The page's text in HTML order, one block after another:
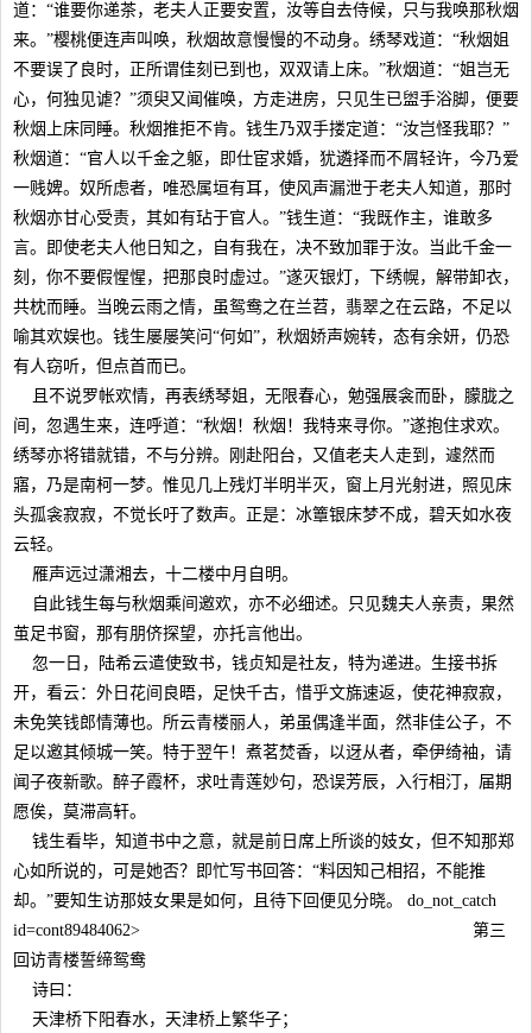
道：“谁要你递茶，老夫人正要安置，汝等自去侍候，只与我唤那秋烟
来。”樱桃便连声叫唤，秋烟故意慢慢的不动身。绣琴戏道：“秋烟姐
不要误了良时，正所谓佳刻已到也，双双请上床。”秋烟道：“姐岂无
心，何独见谑？”须臾又闻催唤，方走进房，只见生已盥手浴脚，便要
秋烟上床同睡。秋烟推拒不肯。钱生乃双手搂定道：“汝岂怪我耶？”
秋烟道：“官人以千金之躯，即仕宦求婚，犹遴择而不屑轻许，今乃爱
一贱婢。奴所虑者，唯恐属垣有耳，使风声漏泄于老夫人知道，那时
秋烟亦甘心受责，其如有玷于官人。”钱生道：“我既作主，谁敢多
言。即使老夫人他日知之，自有我在，决不致加罪于汝。当此千金一
刻，你不要假惺惺，把那良时虚过。”遂灭银灯，下绣幌，解带卸衣，
共枕而睡。当晚云雨之情，虽鸳鸯之在兰苕，翡翠之在云路，不足以
喻其欢娱也。钱生屡屡笑问“何如”，秋烟娇声婉转，态有余妍，仍恐
有人窃听，但点首而已。
且不说罗帐欢情，再表绣琴姐，无限春心，勉强展衾而卧，朦胧之
间，忽遇生来，连呼道：“秋烟！秋烟！我特来寻你。”遂抱住求欢。
绣琴亦将错就错，不与分辨。刚赴阳台，又值老夫人走到，遽然而
寤，乃是南柯一梦。惟见几上残灯半明半灭，窗上月光射进，照见床
头孤衾寂寂，不觉长吁了数声。正是：冰簟银床梦不成，碧天如水夜
云轻。
雁声远过潇湘去，十二楼中月自明。
自此钱生每与秋烟乘间邀欢，亦不必细述。只见魏夫人亲责，果然
茧足书窗，那有朋侪探望，亦托言他出。
忽一日，陆希云遣使致书，钱贞知是社友，特为递进。生接书拆
开，看云：外日花间良晤，足快千古，惜乎文旆速返，使花神寂寂，
未免笑钱郎情薄也。所云青楼丽人，弟虽偶逢半面，然非佳公子，不
足以邀其倾城一笑。特于翌午！煮茗焚香，以迓从者，牵伊绮袖，请
闻子夜新歌。醉子霞杯，求吐青莲妙句，恐误芳辰，入行相汀，届期
愿俟，莫滞高轩。
钱生看毕，知道书中之意，就是前日席上所谈的妓女，但不知那郑
心如所说的，可是她否？即忙写书回答：“料因知己相招，不能推
却。”要知生访那妓女果是如何，且待下回便见分晓。 do_not_catch
id=cont89484062> 第三
回访青楼誓缔鸳鸯
诗曰：
天津桥下阳春水，天津桥上繁华子；